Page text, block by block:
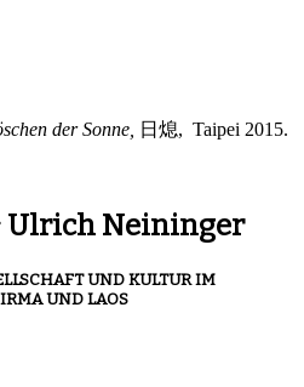
der Sonne, 日熄, Taipei 2015.
Ulrich Neininger
UND KULTUR IM
UND LAOS